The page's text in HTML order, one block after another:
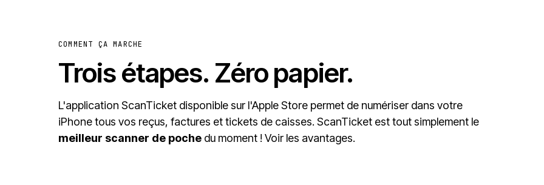
COMMENT ÇA MARCHE
Trois étapes. Zéro papier.
L'application ScanTicket disponible sur l'Apple Store permet de numériser dans votre
iPhone tous vos reçus, factures et tickets de caisses. ScanTicket est tout simplement le
meilleur scanner de poche du moment ! Voir les avantages.